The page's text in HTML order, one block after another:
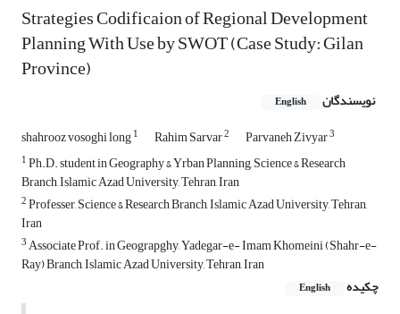
Strategies Codificaion of Regional Development
Planning With Use by SWOT (Case Study: Gilan
Province)
نویسندگان English
shahrooz vosoghi long1 Rahim Sarvar2 Parvaneh Zivyar3
1Ph.D. student in Geography & Yrban Planning, Science & Research
Branch, Islamic Azad University, Tehran, Iran
2Professer, Science & Research Branch, Islamic Azad University, Tehran,
Iran
3Associate Prof. in Geograpghy, Yadegar-e- Imam Khomeini (Shahr-e-
Ray) Branch, Islamic Azad University, Tehran, Iran
چکیده
English